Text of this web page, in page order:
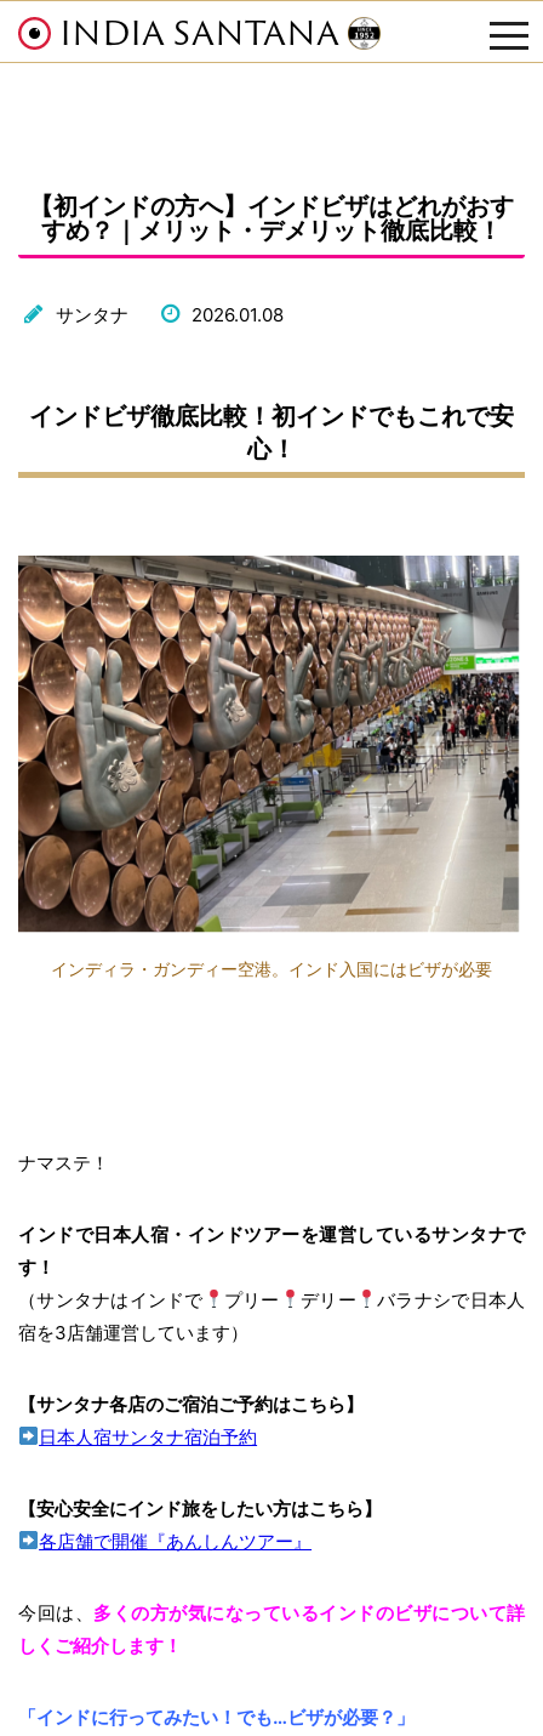
INDIA SANTANA
【初インドの方へ】インドビザはどれがおす
すめ？｜メリット・デメリット徹底比較！
サンタナ 2026.01.08
インドビザ徹底比較！初インドでもこれで安
心！
インディラ・ガンディー空港。インド入国にはビザが必要
ナマステ！
インドで日本人宿・インドツアーを運営しているサンタナで
す！
（サンタナはインドで
プリー デリー
バラナシで日本人
宿を3店舗運営しています）
【サンタナ各店のご宿泊ご予約はこちら】
日本人宿サンタナ宿泊予約
【安心安全にインド旅をしたい方はこちら】
各店舗で開催『あんしんツアー』
今回は、 多くの方が気になっているインドのビザについて詳
しくご紹介します！
「インドに行ってみたい！でも…ビザが必要？」